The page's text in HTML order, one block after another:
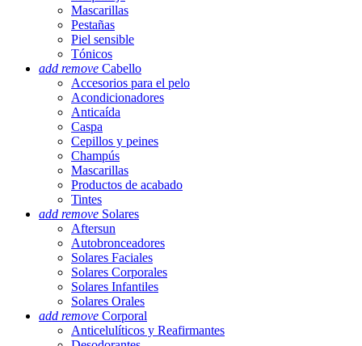
Mascarillas
Pestañas
Piel sensible
Tónicos
add remove Cabello
Accesorios para el pelo
Acondicionadores
Anticaída
Caspa
Cepillos y peines
Champús
Mascarillas
Productos de acabado
Tintes
add remove Solares
Aftersun
Autobronceadores
Solares Faciales
Solares Corporales
Solares Infantiles
Solares Orales
add remove Corporal
Anticelulíticos y Reafirmantes